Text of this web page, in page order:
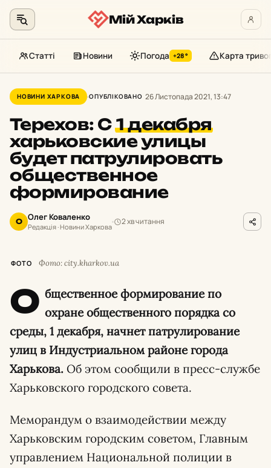
до
контенту
Мій Харків
Статті Новини Погода +28° Карта
НОВИНИ ХАРКОВА ОПУБЛІКОВАНО 26 Листопада 2021, 13:47
Терехов: С1 декабря
харьковские улицы
будет патрулировать
общественное
формирование
О Олег Коваленко
Редакція · Новини Харкова
2 хв читання
ФОТО Фото: city.kharkov.ua
О бщественное формирование по
охране общественного порядка со
среды, 1 декабря, начнет патрулирование
улиц в Индустриальном районе города
Харькова. Об этом сообщили в пресс-службе
Харьковского городского совета.
Меморандум о взаимодействии между
Харьковским городским советом, Главным
управлением Национальной полиции в